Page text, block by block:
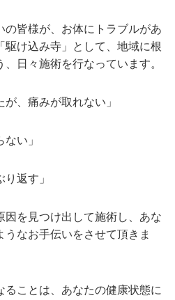
の皆様が、お体にトラブルがあ
駆け込み寺」として、地域に根
日々施術を行なっています。
が、痛みが取れない」
い」
り返す」
因を見つけ出して施術し、あな
なお手伝いをさせて頂きま
ることは、あなたの健康状態に